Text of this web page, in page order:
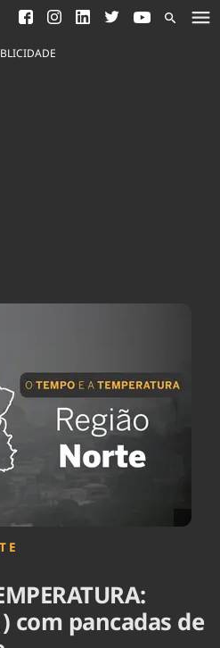
Saneamento
Indicadores
Política
Saúde
Tempo
com pancadas de